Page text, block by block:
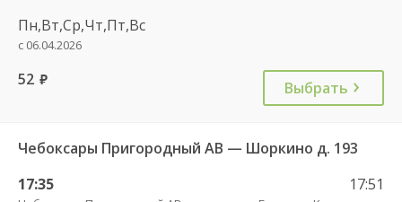
Пн,Вт,Ср,Чт,Пт,Вс
с 06.04.2026
52 руб. Выбрать
Чебоксары Пригородный АВ — Шоркино д. 193
17:35
17:51